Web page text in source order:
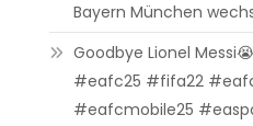
Bayern München
Goodbye Lionel
#eafc25 #fifa22
#eafcmobile25